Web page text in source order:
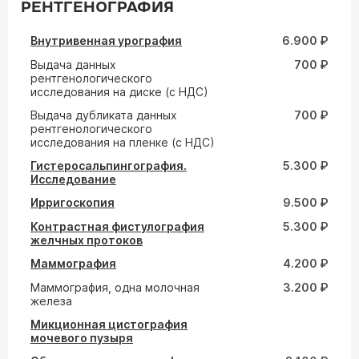
РЕНТГЕНОГРАФИЯ
Внутривенная урография
6.900 ₽
Выдача данных
рентгенологического
исследования на диске (с НДС)
700 ₽
Выдача дубликата данных
рентгенологического
исследования на пленке (с НДС)
700 ₽
Гистеросальпингография.
Исследование
5.300 ₽
Ирригоскопия
9.500 ₽
Контрастная фистулография
желчных протоков
5.300 ₽
Маммография
4.200 ₽
Маммография, одна молочная
железа
3.200 ₽
Микционная цистография
мочевого пузыря